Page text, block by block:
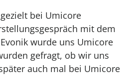
bei Umicore
mit dem
wurde uns Umicore
gefragt, ob wir uns
auch mal bei Umicore